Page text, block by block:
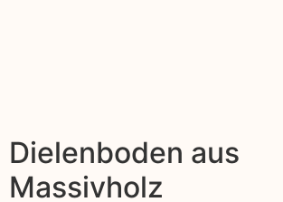
Dielenboden aus
Massivholz